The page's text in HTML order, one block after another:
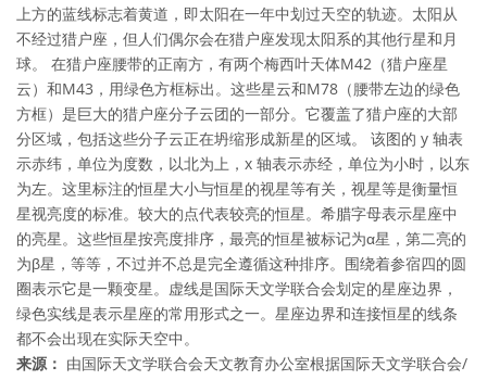
上方的蓝线标志着黄道，即太阳在一年中划过天空的轨迹。太阳从
不经过猎户座，但人们偶尔会在猎户座发现太阳系的其他行星和月
球。 在猎户座腰带的正南方，有两个梅西叶天体M42（猎户座星
云）和M43，用绿色方框标出。这些星云和M78（腰带左边的绿色
方框）是巨大的猎户座分子云团的一部分。它覆盖了猎户座的大部
分区域，包括这些分子云正在坍缩形成新星的区域。 该图的 y 轴表
示赤纬，单位为度数，以北为上，x 轴表示赤经，单位为小时，以东
为左。这里标注的恒星大小与恒星的视星等有关，视星等是衡量恒
星视亮度的标准。较大的点代表较亮的恒星。希腊字母表示星座中
的亮星。这些恒星按亮度排序，最亮的恒星被标记为α星，第二亮的
为β星，等等，不过并不总是完全遵循这种排序。围绕着参宿四的圆
圈表示它是一颗变星。虚线是国际天文学联合会划定的星座边界，
绿色实线是表示星座的常用形式之一。星座边界和连接恒星的线条
都不会出现在实际天空中。
来源： 由国际天文学联合会天文教育办公室根据国际天文学联合会/